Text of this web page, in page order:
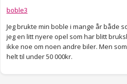
boble3
Jeg brukte min boble i mange år både
jeg en litt nyere opel som har blitt
ikke noe om noen andre biler. Men
helt til under 50 000kr.